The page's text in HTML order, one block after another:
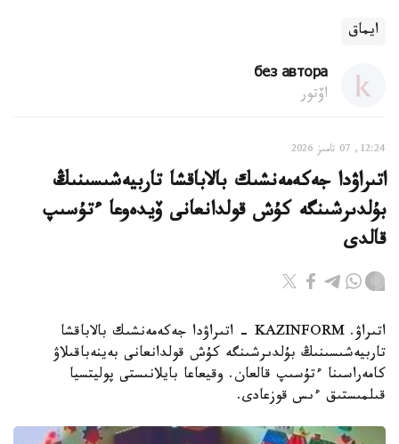
ايماق
без автора
اۆتور
12:24, 07 تامىز 2026
اتىراۋدا جەكەمەنشىك بالاباقشا تاربيەشىسىنىڭ
بۇلدىرشىنگە كۇش قولدانعانى ۆيدەوعا ءتۇسىپ
قالدى
اتىراۋ. KAZINFORM - اتىراۋدا جەكەمەنشىك بالاباقشا
تاربيەشىسىنىڭ بۇلدىرشىنگە كۇش قولدانعانى بەينەباقىلاۋ
كامەراسىنا ءتۇسىپ قالعان. وقيعاعا بايلانىستى پوليتسيا
قىلمىستىق ءىس قوزعادى.